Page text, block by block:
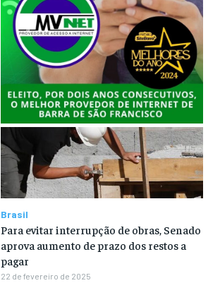
Brasil
Para evitar interrupção de obras, Senado
aprova aumento de prazo dos restos a
pagar
22 de fevereiro de 2025